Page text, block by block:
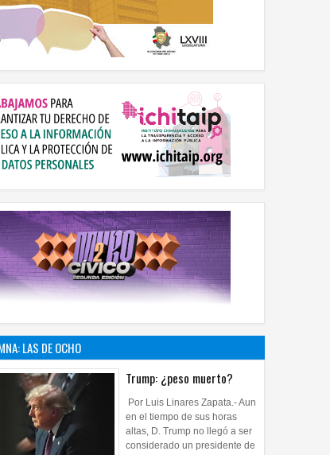
LAS DE OCHO
Trump: ¿peso muerto?
Por Luis Linares Zapata.- Aun
en el tiempo de sus horas
altas, D. Trump no llegó a ser
considerado un presidente de